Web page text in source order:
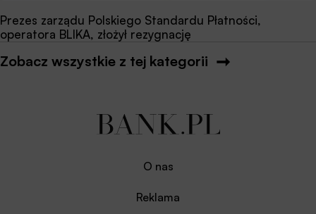
Prezes zarządu Polskiego Standardu Płatności,
operatora BLIKA, złożył rezygnację
Zobacz wszystkie z tej kategorii
O nas
Reklama